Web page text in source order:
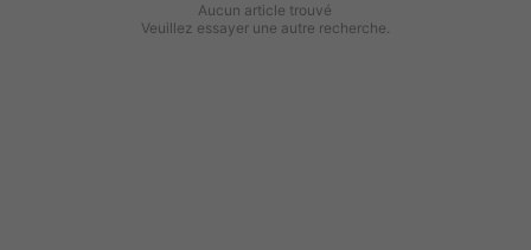
Aucun article trouvé
Veuillez essayer une autre recherche.